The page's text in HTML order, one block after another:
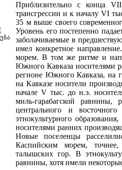
Приблизительно с конца
трансгрессии и к началу VI
35 м выше своего
Уровень его постепенно
заболачиваемые в
имел конкретное
морем. В том же ритме и
Южного Кавказа носителями
регионе Южного Кавказа, на
на Кавказе носители
начале V тыс. до н.э.
миль-гарабагской равнины,
центрального и
этнокультурного
носителями ранних
Новые поселенцы
Каспийским морем,
талышских гор. В
равнины, хотя имели